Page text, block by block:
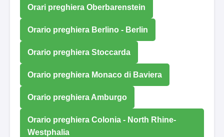
Orari preghiera Oberbarenstein
Orario preghiera Berlino - Berlin
Orario preghiera Stoccarda
Orario preghiera Monaco di Baviera
Orario preghiera Amburgo
Orario preghiera Colonia - North Rhine-
Westphalia